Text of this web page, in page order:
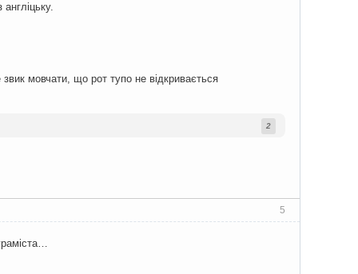
мовчати, що рот тупо не відкривається
2
5